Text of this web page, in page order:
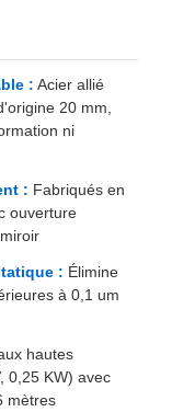
: Acier allié
20 mm,
ni
: Fabriqués en
ouverture
: Élimine
à 0,1 um
hautes
0,25 KW) avec
mètres